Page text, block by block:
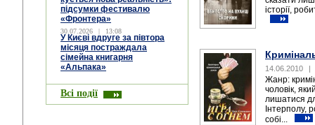
підсумки фестивалю
«Фронтера»
30.07.2026 | 13:08
У Києві вдруге за півтора
місяця постраждала
сімейна книгарня
«Альпака»
Всі події
історії,
14.06.2010 |
Жанр:
чоловік,
лишатися
Інтерполу,
собі...